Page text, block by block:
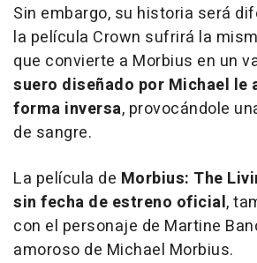
Sin embargo, su historia será
la película Crown sufrirá la
que convierte a Morbius en un
suero diseñado por Michael le
forma inversa, provocándole
de sangre.
La película de Morbius: The
sin fecha de estreno oficial,
con el personaje de Martine
amoroso de Michael Morbius.